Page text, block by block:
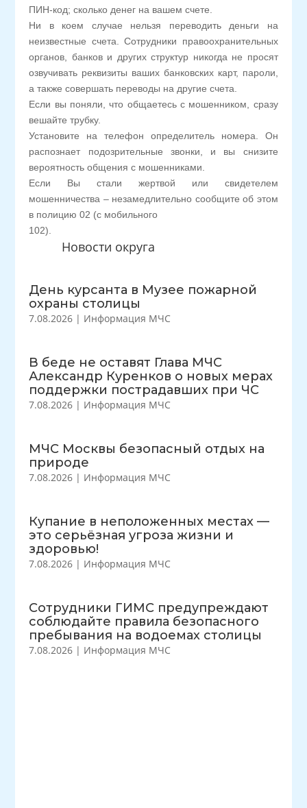
Новости округа
День курсанта в Музее пожарной
охраны столицы
7.08.2026 | Информация МЧС
В беде не оставят Глава МЧС
Александр Куренков о новых мерах
поддержки пострадавших при ЧС
7.08.2026 | Информация МЧС
МЧС Москвы безопасный отдых на
природе
7.08.2026 | Информация МЧС
Купание в неположенных местах —
это серьёзная угроза жизни и
здоровью!
7.08.2026 | Информация МЧС
Сотрудники ГИМС предупреждают
соблюдайте правила безопасного
пребывания на водоемах столицы
7.08.2026 | Информация МЧС
ПИН-код; сколько денег на вашем счете.
Ни в коем случае нельзя переводить деньги на
неизвестные счета. Сотрудники правоохранительных
органов, банков и других структур никогда не просят
озвучивать реквизиты ваших банковских карт, пароли,
а также совершать переводы на другие счета.
Если вы поняли, что общаетесь с мошенником, сразу
вешайте трубку.
Установите на телефон определитель номера. Он
распознает подозрительные звонки, и вы снизите
вероятность общения с мошенниками.
Если Вы стали жертвой или свидетелем
мошенничества – незамедлительно сообщите об этом
в полицию 02 (с мобильного
102).